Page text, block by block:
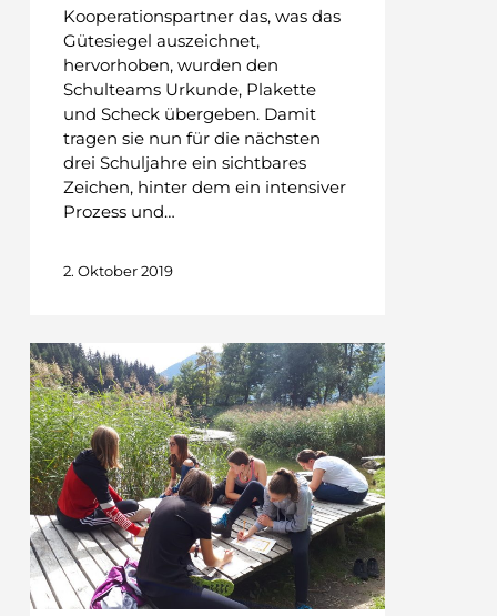
Kooperationspartner das, was das
Gütesiegel auszeichnet,
hervorhoben, wurden den
Schulteams Urkunde, Plakette
und Scheck übergeben. Damit
tragen sie nun für die nächsten
drei Schuljahre ein sichtbares
Zeichen, hinter dem ein intensiver
Prozess und…
2. Oktober 2019